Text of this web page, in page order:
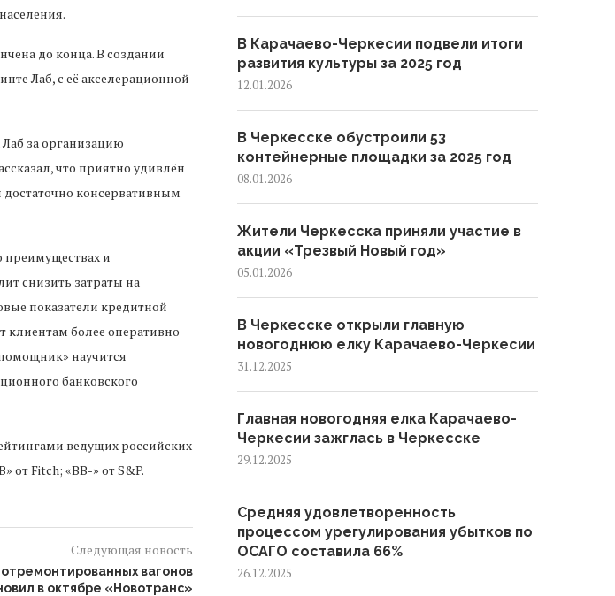
до конца. В создании
Лаб, с её акселерационной
за организацию
что приятно удивлён
достаточно консервативным
преимуществах и
снизить затраты на
показатели кредитной
более оперативно
научится
банковского
ведущих российских
от Fitch; «ВВ-» от S&P.
Следующая новость
вагонов
в октябре «Новотранс»
В Карачаево-Черкесии подвели итоги
развития культуры за 2025 год
12.01.2026
В Черкесске обустроили 53
контейнерные площадки за 2025 год
08.01.2026
Жители Черкесска приняли участие в
акции «Трезвый Новый год»
05.01.2026
В Черкесске открыли главную
новогоднюю елку Карачаево-Черкесии
31.12.2025
Главная новогодняя елка Карачаево-
Черкесии зажглась в Черкесске
29.12.2025
Средняя удовлетворенность
процессом урегулирования убытков по
ОСАГО составила 66%
26.12.2025